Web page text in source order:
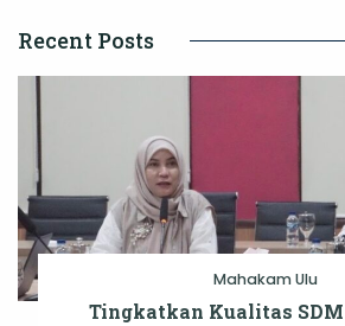
Recent Posts
Mahakam Ulu
Tingkatkan Kualitas